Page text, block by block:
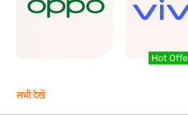
सभी देखें